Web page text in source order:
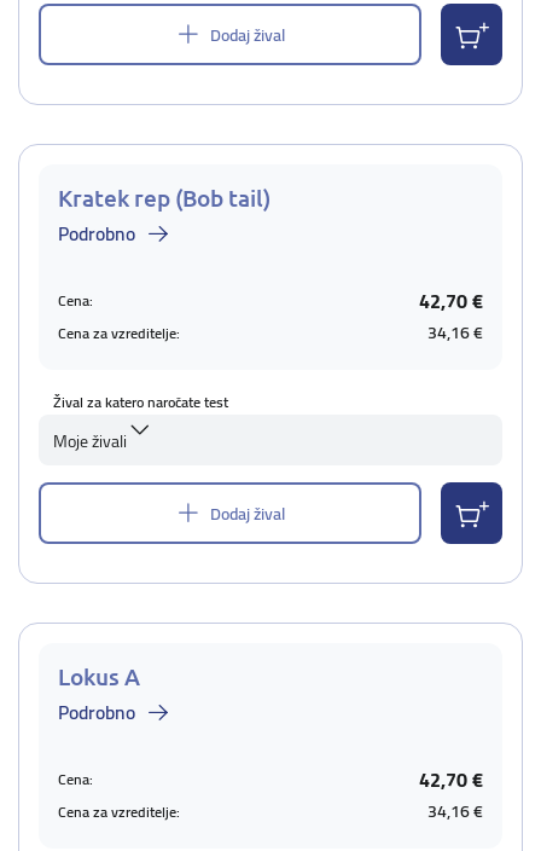
Dodaj žival
Kratek rep (Bob tail)
Podrobno
Cena: 42,70 €
Cena za vzreditelje: 34,16 €
Žival za katero naročate test
Moje živali
Dodaj žival
Lokus A
Podrobno
Cena: 42,70 €
Cena za vzreditelje: 34,16 €